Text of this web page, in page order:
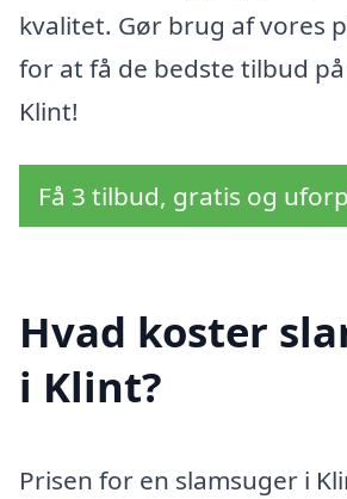
kvalitet. Gør brug af vores
for at få de bedste tilbud
Klint!
Få 3 tilbud, gratis og
Hvad koster
i Klint?
Prisen for en slamsuger i